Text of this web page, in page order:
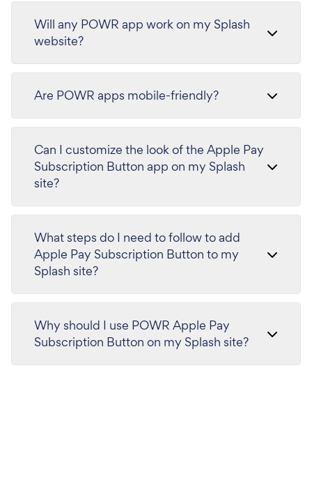
Will any POWR app work on my Splash
website?
Are POWR apps mobile-friendly?
Can I customize the look of the Apple Pay
Subscription Button app on my Splash
site?
What steps do I need to follow to add
Apple Pay Subscription Button to my
Splash site?
Why should I use POWR Apple Pay
Subscription Button on my Splash site?